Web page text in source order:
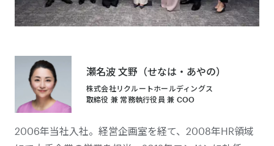
瀬名波 文野（せなは・あやの）
株式会社リクルートホールディングス
取締役 兼 常務執行役員 兼 COO
2006年当社入社。経営企画室を経て、2008年HR領域